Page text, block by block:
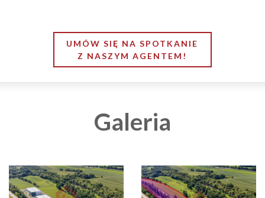
UMÓW SIĘ NA SPOTKANIE
Z NASZYM AGENTEM!
Galeria